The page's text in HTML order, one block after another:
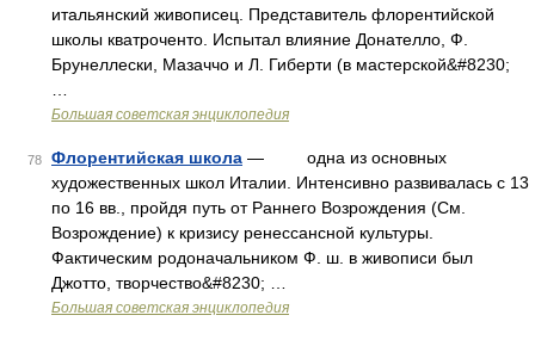
итальянский живописец. Представитель флорентийской
школы кватроченто. Испытал влияние Донателло, Ф.
Брунеллески, Мазаччо и Л. Гиберти (в мастерской&#8230;
Большая советская энциклопедия
78 Флорентийская школа — одна из основных
художественных школ Италии. Интенсивно развивалась с 13
по 16 вв., пройдя путь от Раннего Возрождения (См.
Возрождение) к кризису ренессансной культуры.
Фактическим родоначальником Ф. ш. в живописи был
Джотто, творчество&#8230; …
Большая советская энциклопедия